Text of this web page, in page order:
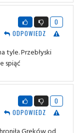
0
ODPOWIEDZ
tyle. Przebłyski
spiąć
0
ODPOWIEDZ
Greków od